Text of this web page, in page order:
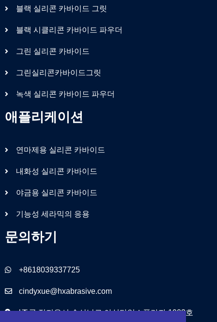
블랙 실리콘 카바이드 그릿
블랙 시클리콘 카바이드 파우더
그린 실리콘 카바이드
그린실리콘카바이드그릿
녹색 실리콘 카바이드 파우더
애플리케이션
연마제용 실리콘 카바이드
내화성 실리콘 카바이드
야금용 실리콘 카바이드
기능성 세라믹의 응용
문의하기
+8618039337725
cindyxue@hxabrasive.com
l중국 정저우시 송산남로 야싱타임스플라자 1903호